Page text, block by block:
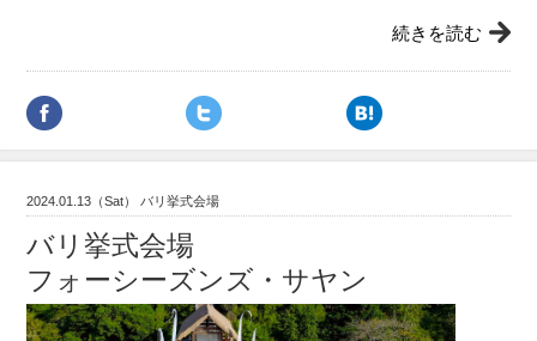
続きを読む
2024.01.13（Sat） バリ挙式会場
バリ挙式会場
フォーシーズンズ・サヤン